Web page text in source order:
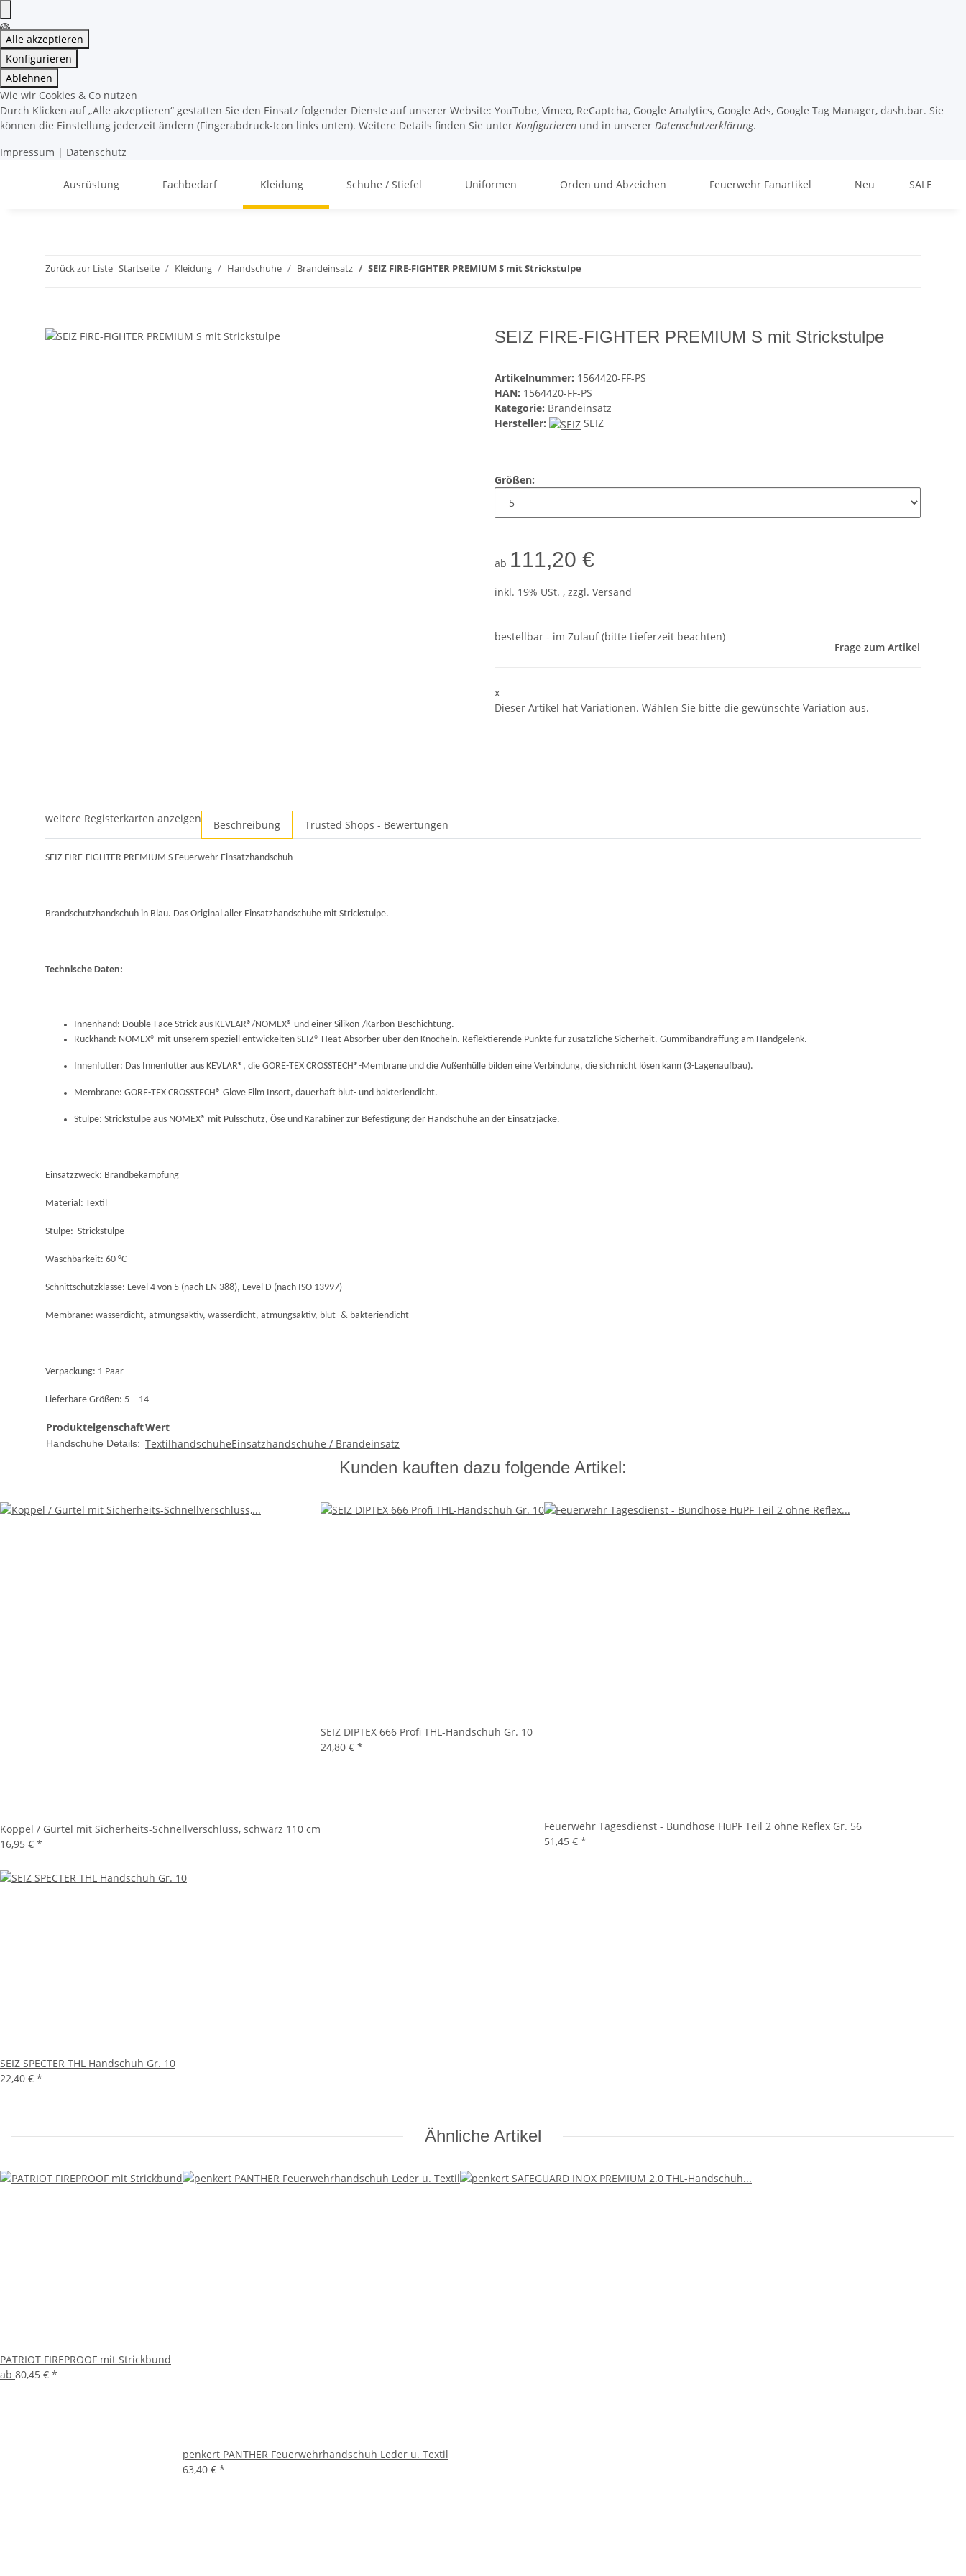
Alle akzeptieren
Konfigurieren
Ablehnen
Wie wir Cookies & Co nutzen
Durch Klicken auf „Alle akzeptieren“ gestatten Sie den Einsatz folgender Dienste auf unserer Website: YouTube, Vimeo, ReCaptcha, Google Analytics, Google Ads, Google Tag Manager, dash.bar. Sie
können die Einstellung jederzeit ändern (Fingerabdruck-Icon links unten). Weitere Details finden Sie unter Konfigurieren und in unserer Datenschutzerklärung.
Impressum | Datenschutz
Ausrüstung Fachbedarf Kleidung Schuhe / Stiefel Uniformen Orden und Abzeichen Feuerwehr Fanartikel Neu SALE
Zurück zur Liste Startseite Kleidung Handschuhe Brandeinsatz SEIZ FIRE-FIGHTER PREMIUM S mit Strickstulpe
SEIZ FIRE-FIGHTER PREMIUM S mit Strickstulpe
Artikelnummer: 1564420-FF-PS
HAN: 1564420-FF-PS
Kategorie: Brandeinsatz
Hersteller:
SEIZ
Größen:
ab 111,20 €
inkl. 19% USt. , zzgl. Versand
bestellbar - im Zulauf (bitte Lieferzeit beachten)
Frage zum Artikel
x
Dieser Artikel hat Variationen. Wählen Sie bitte die gewünschte Variation aus.
weitere Registerkarten anzeigen Beschreibung Trusted Shops - Bewertungen
SEIZ FIRE-FIGHTER PREMIUM S Feuerwehr Einsatzhandschuh
Brandschutzhandschuh in Blau. Das Original aller Einsatzhandschuhe mit Strickstulpe.
Technische Daten:
Innenhand: Double-Face Strick aus KEVLAR®/NOMEX® und einer Silikon-/Karbon-Beschichtung.
Rückhand: NOMEX® mit unserem speziell entwickelten SEIZ® Heat Absorber über den Knöcheln. Reflektierende Punkte für zusätzliche Sicherheit. Gummibandraffung am Handgelenk.
Innenfutter: Das Innenfutter aus KEVLAR®, die GORE-TEX CROSSTECH®-Membrane und die Außenhülle bilden eine Verbindung, die sich nicht lösen kann (3-Lagenaufbau).
Membrane: GORE-TEX CROSSTECH® Glove Film Insert, dauerhaft blut- und bakteriendicht.
Stulpe: Strickstulpe aus NOMEX® mit Pulsschutz, Öse und Karabiner zur Befestigung der Handschuhe an der Einsatzjacke.
Einsatzzweck: Brandbekämpfung
Material: Textil
Stulpe: Strickstulpe
Waschbarkeit: 60 °C
Schnittschutzklasse: Level 4 von 5 (nach EN 388), Level D (nach ISO 13997)
Membrane: wasserdicht, atmungsaktiv, wasserdicht, atmungsaktiv, blut- & bakteriendicht
Verpackung: 1 Paar
Lieferbare Größen: 5 – 14
ProdukteigenschaftWert
Handschuhe Details: TextilhandschuheEinsatzhandschuhe / Brandeinsatz
Kunden kauften dazu folgende Artikel:
Koppel / Gürtel mit Sicherheits-Schnellverschluss, schwarz 110 cm
16,95 € *
SEIZ DIPTEX 666 Profi THL-Handschuh Gr. 10
24,80 € *
Feuerwehr Tagesdienst - Bundhose HuPF Teil 2 ohne Reflex Gr. 56
51,45 € *
SEIZ SPECTER THL Handschuh Gr. 10
22,40 € *
Ähnliche Artikel
PATRIOT FIREPROOF mit Strickbund
ab 80,45 € *
penkert PANTHER Feuerwehrhandschuh Leder u. Textil
63,40 € *